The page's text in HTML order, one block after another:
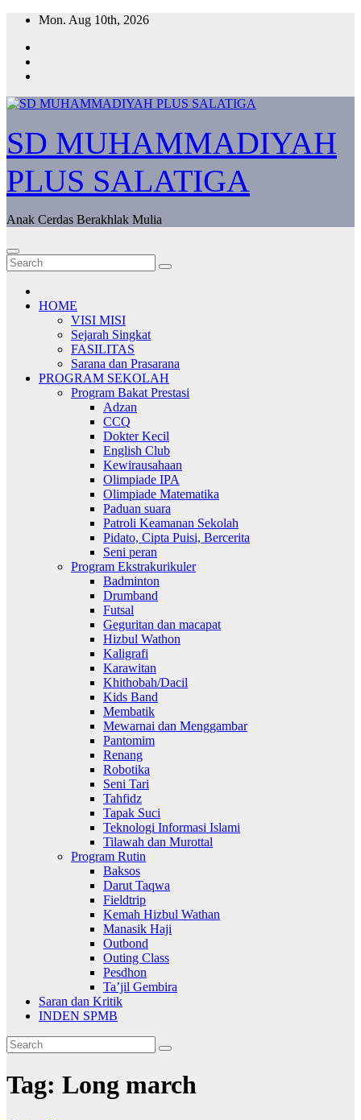
Skip
content
Mon. Aug 10th, 2026
SD MUHAMMADIYAH
PLUS SALATIGA
Anak Cerdas Berakhlak Mulia
HOME
VISI MISI
Sejarah Singkat
FASILITAS
Sarana dan Prasarana
PROGRAM SEKOLAH
Program Bakat Prestasi
Adzan
CCQ
Dokter Kecil
English Club
Kewirausahaan
Olimpiade IPA
Olimpiade Matematika
Paduan suara
Patroli Keamanan Sekolah
Pidato, Cipta Puisi, Bercerita
Seni peran
Program Ekstrakurikuler
Badminton
Drumband
Futsal
Geguritan dan macapat
Hizbul Wathon
Kaligrafi
Karawitan
Khithobah/Dacil
Kids Band
Membatik
Mewarnai dan Menggambar
Pantomim
Renang
Robotika
Seni Tari
Tahfidz
Tapak Suci
Teknologi Informasi Islami
Tilawah dan Murottal
Program Rutin
Baksos
Darut Taqwa
Fieldtrip
Kemah Hizbul Wathan
Manasik Haji
Outbond
Outing Class
Pesdhon
Ta’jil Gembira
Saran dan Kritik
INDEN SPMB
Tag: Long march